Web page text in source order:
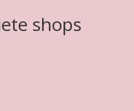
shops